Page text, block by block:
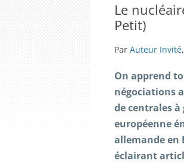
Le
Petit)
Par Auteur Invité
On apprend
négociations
de centrales à
européenne
allemande en
éclairant